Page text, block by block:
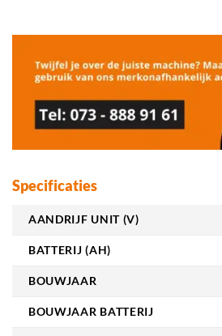
Specificaties
AANDRIJF UNIT (V)
BATTERIJ (AH)
BOUWJAAR
BOUWJAAR BATTERIJ